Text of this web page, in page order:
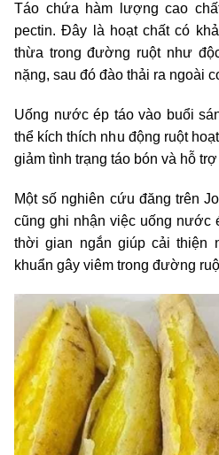
Táo chứa hàm lượng cao
pectin. Đây là hoạt chất có
thừa trong đường ruột như
nặng, sau đó đào thải ra ngoài
Uống nước ép táo vào buổi
thể kích thích nhu động ruột
giảm tình trạng táo bón và hỗ
Một số nghiên cứu đăng trên
cũng ghi nhận việc uống nước
thời gian ngắn giúp cải thiện
khuẩn gây viêm trong đường